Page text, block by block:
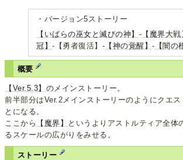
・バージョン5ストーリー
【いばらの巫女と滅びの神】 - 【魔界大
冠】-【勇者復活】- 【神の覚醒】- 【闇の
概要
【Ver.5.3】 のメインストーリー。
前半部分はVer.2メインストーリーのようにクエス
とになる。
ここから
【魔界】
というよりアストルティア全体
るスケールの広がりをみせる。
ストーリー